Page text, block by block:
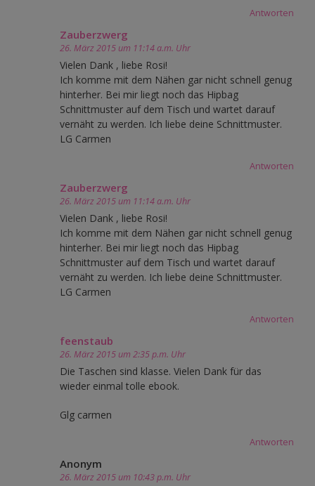
Antworten
Zauberzwerg
26. März 2015 um 11:14 a.m. Uhr
Vielen Dank , liebe Rosi!
Ich komme mit dem Nähen gar nicht schnell genug
hinterher. Bei mir liegt noch das Hipbag
Schnittmuster auf dem Tisch und wartet darauf
vernäht zu werden. Ich liebe deine Schnittmuster.
LG Carmen
Antworten
Zauberzwerg
26. März 2015 um 11:14 a.m. Uhr
Vielen Dank , liebe Rosi!
Ich komme mit dem Nähen gar nicht schnell genug
hinterher. Bei mir liegt noch das Hipbag
Schnittmuster auf dem Tisch und wartet darauf
vernäht zu werden. Ich liebe deine Schnittmuster.
LG Carmen
Antworten
feenstaub
26. März 2015 um 2:35 p.m. Uhr
Die Taschen sind klasse. Vielen Dank für das
wieder einmal tolle ebook.
Glg carmen
Antworten
Anonym
26. März 2015 um 10:43 p.m. Uhr